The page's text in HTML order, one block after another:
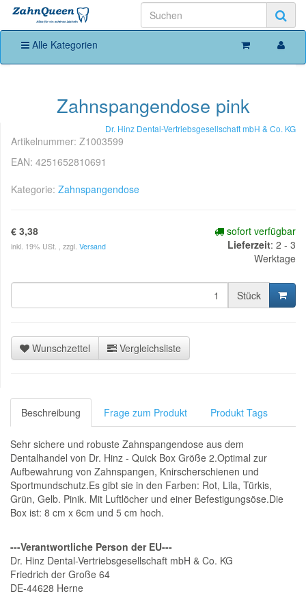
Alle Kategorien
Zahnspangendose pink
Dr. Hinz Dental-Vertriebsgesellschaft mbH & Co. KG
Artikelnummer: Z1003599
EAN: 4251652810691
Kategorie: Zahnspangendose
€ 3,38
inkl. 19% USt. , zzgl. Versand
sofort verfügbar
Lieferzeit: 2 - 3
Werktage
Stück
Wunschzettel Vergleichsliste
Beschreibung Frage zum Produkt Produkt Tags
Sehr sichere und robuste Zahnspangendose aus dem
Dentalhandel von Dr. Hinz - Quick Box Größe 2.Optimal zur
Aufbewahrung von Zahnspangen, Knirscherschienen und
Sportmundschutz.Es gibt sie in den Farben: Rot, Lila, Türkis,
Grün, Gelb. Pinik. Mit Luftlöcher und einer Befestigungsöse.Die
Box ist: 8 cm x 6cm und 5 cm hoch.
---Verantwortliche Person der EU---
Dr. Hinz Dental-Vertriebsgesellschaft mbH & Co. KG
Friedrich der Große 64
DE-44628 Herne